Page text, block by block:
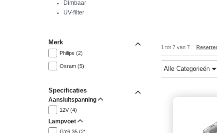
Dimbaar
UV-filter
Merk
Philips (2)
Osram (5)
Specificaties
Aansluitspanning
12V (4)
Lampvoet
GY6.35 (2)
1 tot 7 van 7
Alle Categorieën